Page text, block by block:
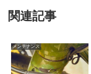
関連記事
メンテナンス